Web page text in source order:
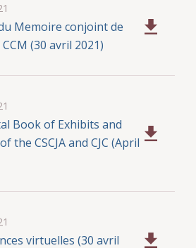
Memoire conjoint de
CCM (30 avril 2021)
Book of Exhibits and
the CSCJA and CJC (April
virtuelles (30 avril